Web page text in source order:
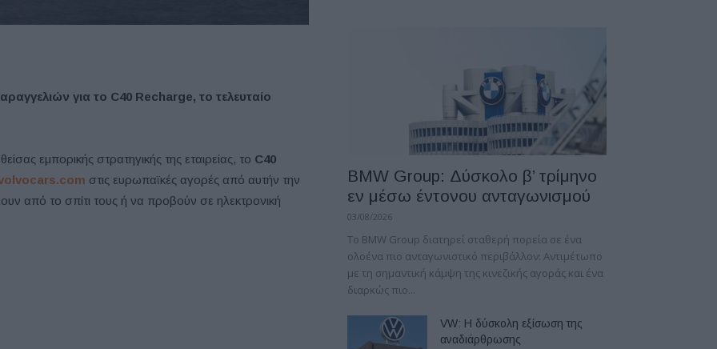
για το C40 Recharge, το τελευταίο
εμπορικής στρατηγικής της εταιρείας, το C40
στις ευρωπαϊκές αγορές από αυτήν την
από το σπίτι τους ή να προβούν σε ηλεκτρονική
BMW Group: Δύσκολο β’ τρίμηνο
εν μέσω έντονου ανταγωνισμού
03/08/2026
Το BMW Group διατηρεί σταθερή πορεία σε ένα
ολοένα πιο ανταγωνιστικό περιβάλλον: Αντιμέτωπο
με τη σημαντική κάμψη της κινεζικής αγοράς και ένα
διαρκώς πιο...
VW: Η δύσκολη εξίσωση της
αναδιάρθρωσης